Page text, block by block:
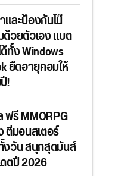
ละป้องกันโน๊
วยตัวเอง แบต
ทั้ง Windows
ยืดอายุคอมให้
!
ฟรี MMORPG
ตีมอนสเตอร์
งวัน สนุกสุดมันส์
ตปี 2026